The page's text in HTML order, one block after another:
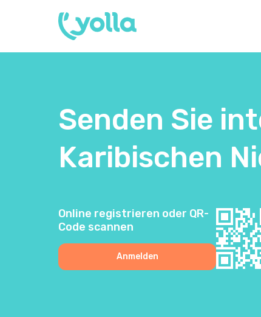
Senden Sie
Karibischen
Online registrieren oder QR-
Code scannen
Anmelden